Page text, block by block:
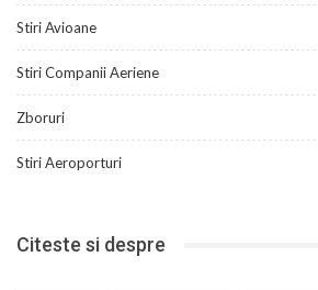
Stiri Avioane
Stiri Companii Aeriene
Zboruri
Stiri Aeroporturi
Citeste si despre